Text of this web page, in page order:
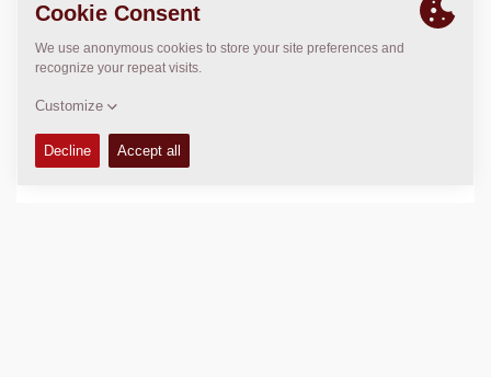
LOCATION
>Directions